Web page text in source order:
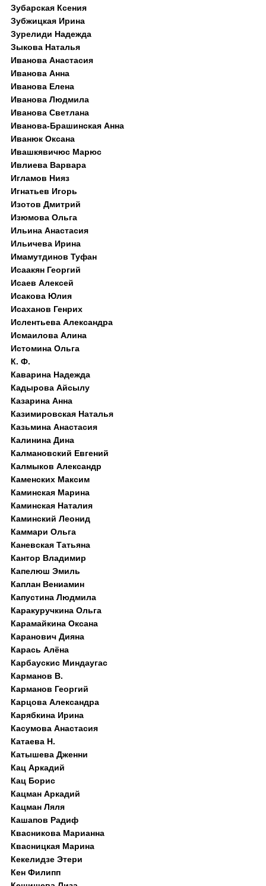
Зубарская Ксения
Зубжицкая Ирина
Зурелиди Надежда
Зыкова Наталья
Иванова Анастасия
Иванова Анна
Иванова Елена
Иванова Людмила
Иванова Светлана
Иванова-Брашинская Анна
Иванюк Оксана
Ивашкявичюс Марюс
Ивлиева Варвара
Игламов Нияз
Игнатьев Игорь
Изотов Дмитрий
Изюмова Ольга
Ильина Анастасия
Ильичева Ирина
Имамутдинов Туфан
Исаакян Георгий
Исаев Алексей
Исакова Юлия
Исаханов Генрих
Ислентьева Александра
Исмаилова Алина
Истомина Ольга
К. Ф.
Каварина Надежда
Кадырова Айсылу
Казарина Анна
Казимировская Наталья
Казьмина Анастасия
Калинина Дина
Калмановский Евгений
Калмыков Александр
Каменских Максим
Каминская Марина
Каминская Наталия
Каминский Леонид
Каммари Ольга
Каневская Татьяна
Кантор Владимир
Капелюш Эмиль
Каплан Вениамин
Капустина Людмила
Каракуручкина Ольга
Карамайкина Оксана
Каранович Дияна
Карась Алёна
Карбаускис Миндаугас
Карманов В.
Карманов Георгий
Карцова Александра
Карябкина Ирина
Касумова Анастасия
Катаева Н.
Катышева Дженни
Кац Аркадий
Кац Борис
Кацман Аркадий
Кацман Ляля
Кашапов Радиф
Квасникова Марианна
Квасницкая Марина
Кекелидзе Этери
Кен Филипп